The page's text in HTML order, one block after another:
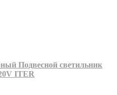
Подвесной светильник
ITER